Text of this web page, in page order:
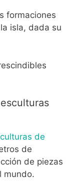
formaciones
isla, dada su
de
de
de piezas
mundo.